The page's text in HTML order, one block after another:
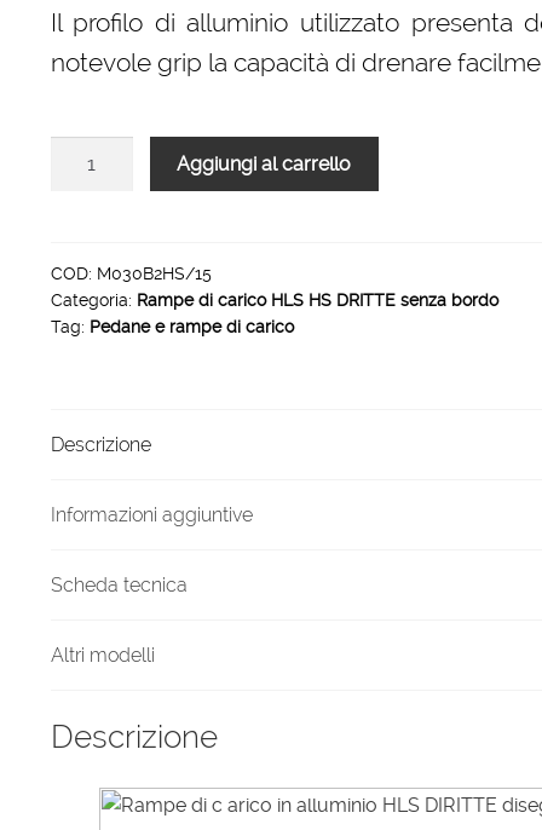
Il profilo di alluminio utilizzato presenta
notevole grip la capacità di drenare
furgoni
dritte
HLS-
215
700
quantità
Aggiungi al carrello
COD: M030B2HS/15
Categoria: Rampe di carico HLS HS DRITTE senza bordo
Tag: Pedane e rampe di carico
Descrizione
Informazioni aggiuntive
Scheda tecnica
Altri modelli
Descrizione